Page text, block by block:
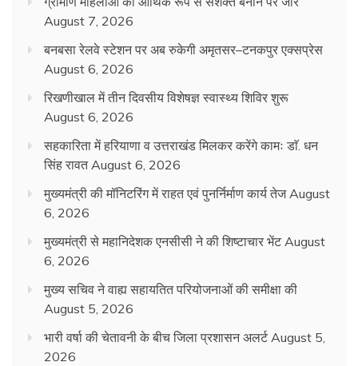
August 7, 2026
बनबसा रेलवे स्टेशन पर अब रुकेगी अमृतसर–टनकपुर एक्सप्रेस
August 6, 2026
रिखणीखाल में तीन दिवसीय विशेषज्ञ स्वास्थ्य शिविर शुरू
August 6, 2026
सहकारिता में हरियाणा व उत्तराखंड मिलकर करेंगे कामः डाॅ. धन
सिंह रावत August 6, 2026
मुख्यमंत्री की मॉनिटरिंग में राहत एवं पुनर्निर्माण कार्य तेज August
6, 2026
मुख्यमंत्री से महानिदेशक एनसीसी ने की शिष्टाचार भेंट August
6, 2026
मुख्य सचिव ने वाह्य सहायतित परियोजनाओं की समीक्षा की
August 5, 2026
भारी वर्षा की चेतावनी के बीच जिला प्रशासन अलर्ट August 5,
2026